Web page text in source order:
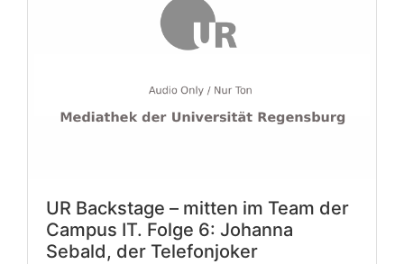
UR Backstage – mitten im Team der
Campus IT. Folge 6: Johanna
Sebald, der Telefonjoker